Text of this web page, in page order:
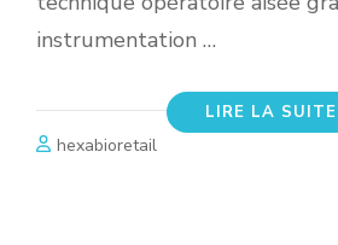
instrumentation …
LIRE LA SUITE
hexabioretail